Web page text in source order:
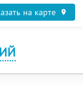
на карте